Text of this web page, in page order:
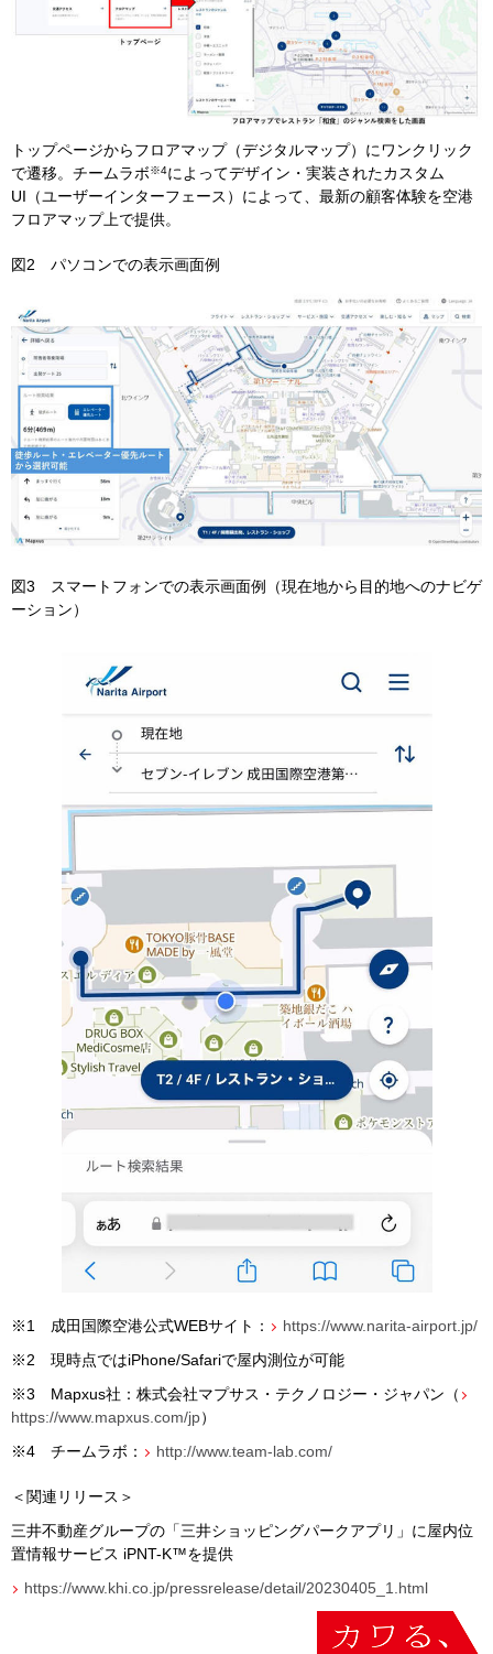
トップページからフロアマップ（デジタルマップ）にワンクリック
で遷移。チームラボ※4によってデザイン・実装されたカスタム
UI （ユーザーインターフェース）によって、最新の顧客体験を空港
フロアマップ上で提供。
図2 パソコンでの表示画面例
図3 スマートフォンでの表示画面例（現在地から目的地へのナビゲ
ーション）
※1 成田国際空港公式WEBサイト：
https://www.narita-airport.jp/
※2 現時点ではiPhone/Safariで屋内測位が可能
※3 Mapxus社：株式会社マプサス・テクノロジー・ジャパン（
https://www.mapxus.com/jp）
※4 チームラボ： http://www.team-lab.com/
＜関連リリース＞
三井不動産グループの「三井ショッピングパークアプリ」に屋内位
置情報サービス iPNT-K™を提供
https://www.khi.co.jp/pressrelease/detail/20230405_1.html